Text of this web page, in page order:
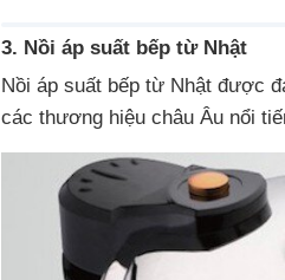
3. Nồi áp suất bếp từ Nhật
Nồi áp suất bếp từ Nhật được
các thương hiệu châu Âu nổi